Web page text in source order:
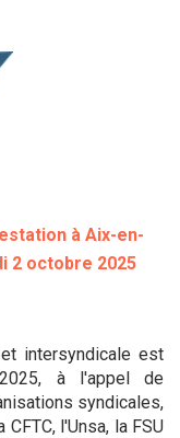
à Aix-en-
2 octobre 2025
intersyndicale est
à l'appel de
syndicales,
CFTC, l'Unsa, la FSU